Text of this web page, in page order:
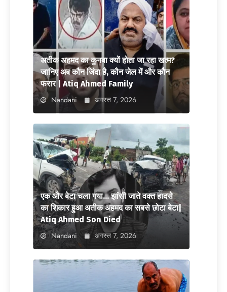
अतीक अहमद का कुनबा क्यों होता जा रहा खत्म?
जानिए अब कौन जिंदा है, कौन जेल में और कौन
फरार | Atiq Ahmed Family
Nandani अगस्त 7, 2026
एक और बेटा चला गया… झांसी जाते वक्त हादसे
का शिकार हुआ अतीक अहमद का सबसे छोटा बेटा|
Atiq Ahmed Son Died
Nandani अगस्त 7, 2026